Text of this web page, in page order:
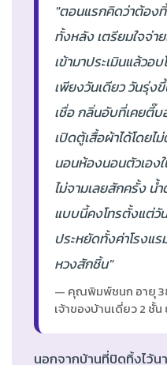
"ตอนแรกคิดว่าต้อง
ทั้งหลัง เตรียมใจจ่า
เข้ามาประเมินแล้วอ
เพียงวันเดียว วันรุ่ง
เชื่อ กลิ่นอับที่เคยตึ๊
เปิดตู้เสื้อผ้าได้โดย
นอนห้องนอนตัวเอ
ไม่จามเลยสักครั้ง น้
แบบนี้คงโทรตั้งแต่วั
ประหยัดทั้งค่าโรงแ
หวงสักชิ้น"
— คุณพิมพ์ชนก อายุ
เจ้าของบ้านเดี่ยว 2 ชั้
นอกจากบ้านที่ปิดทิ้งไว้น